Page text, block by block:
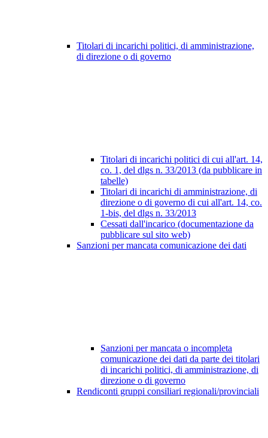
Titolari di incarichi politici, di amministrazione,
di direzione o di governo
Titolari di incarichi politici di cui all'art. 14,
co. 1, del dlgs n. 33/2013 (da pubblicare in
tabelle)
Titolari di incarichi di amministrazione, di
direzione o di governo di cui all'art. 14, co.
1-bis, del dlgs n. 33/2013
Cessati dall'incarico (documentazione da
pubblicare sul sito web)
Sanzioni per mancata comunicazione dei dati
Sanzioni per mancata o incompleta
comunicazione dei dati da parte dei titolari
di incarichi politici, di amministrazione, di
direzione o di governo
Rendiconti gruppi consiliari regionali/provinciali